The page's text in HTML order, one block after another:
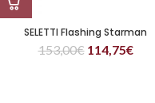
SELETTI Flashing Starman
153,00€ 114,75€